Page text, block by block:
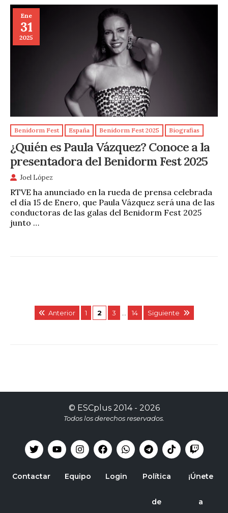
Ene
31
2025
Benidorm Fest España Benidorm Fest 2025 Biografias
¿Quién es Paula Vázquez? Conoce a la
presentadora del Benidorm Fest 2025
Joel López
RTVE ha anunciado en la rueda de prensa celebrada
el día 15 de Enero, que Paula Vázquez será una de las
conductoras de las galas del Benidorm Fest 2025
junto …
Anterior 1 2 3 14 Siguiente
© ESCplus2014 - 2026
Todos los derechos reservados.
Contactar Equipo Login Política
de
¡Únete
a